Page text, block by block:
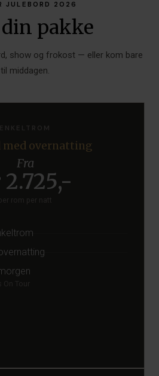
JULEBORD 2026
pakke
show og frokost — eller kom bare
til middagen.
med overnatting
Fra